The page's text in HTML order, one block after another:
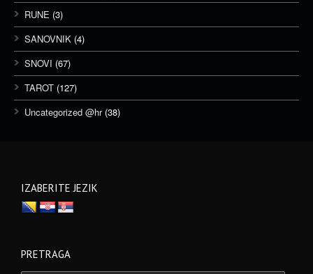
RUNE (3)
SANOVNIK (4)
SNOVI (67)
TAROT (127)
Uncategorized @hr(38)
IZABERITE JEZIK
PRETRAGA